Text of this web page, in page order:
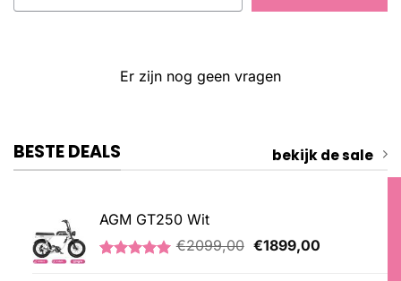
Er zijn nog geen vragen
BESTE DEALS bekijk de sale
AGM GT250 Wit
€2099,00 Oorspronkelijke
€1899,00Huidige